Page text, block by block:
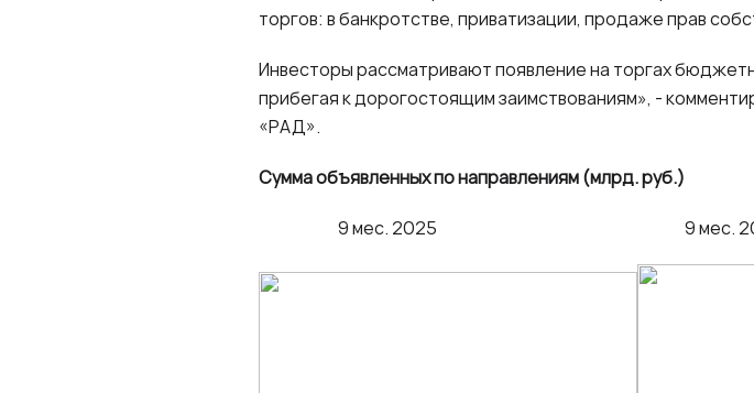
торгов: в банкротстве, приватизации, продаже прав
Инвесторы рассматривают появление на торгах
прибегая к дорогостоящим заимствованиям», -
«РАД».
Сумма объявленных по направлениям (млрд. руб.)
9 мес. 2025 9 мес.